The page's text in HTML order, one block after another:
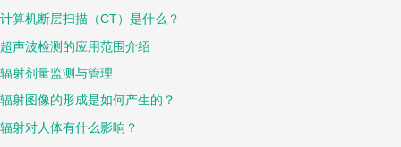
计算机断层扫描（CT）是什么？
超声波检测的应用范围介绍
辐射剂量监测与管理
辐射图像的形成是如何产生的？
辐射对人体有什么影响？